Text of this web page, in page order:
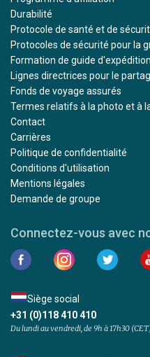
Durabilité
Protocole de santé et de
Protocoles de sécurité pour la
Formation de guide d'expédition
Lignes directrices pour le
Fonds de voyage assurés
Termes relatifs à la photo et à
Contact
Carrières
Politique de confidentialité
Conditions d'utilisation
Mentions légales
Demande de groupe
Connectez-vous avec
Siège social
+31 (0)118 410 410
Du lundi au vendredi, de 9h à 17h30